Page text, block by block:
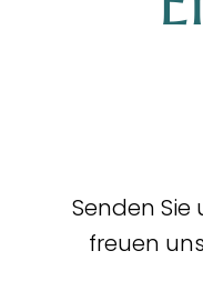
Senden
freuen